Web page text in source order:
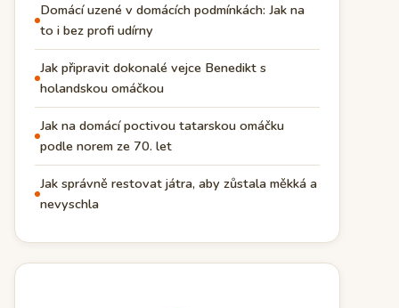
Domácí uzené v domácích podmínkách: Jak na
to i bez profi udírny
Jak připravit dokonalé vejce Benedikt s
holandskou omáčkou
Jak na domácí poctivou tatarskou omáčku
podle norem ze 70. let
Jak správně restovat játra, aby zůstala měkká a
nevyschla